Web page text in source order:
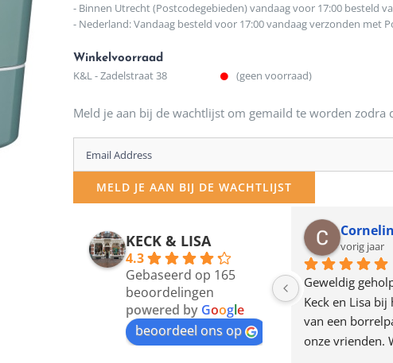
- Binnen Utrecht (Postcodegebieden) vandaag voor 17:00 besteld
- Nederland: Vandaag besteld voor 17:00 vandaag verzonden met
Winkelvoorraad
K&L - Zadelstraat 38 (geen voorraad)
Meld je aan bij de wachtlijst om gemaild te worden zodra
Enter
your
email
MELD JE AAN BIJ DE WACHTLIJST
KECK & LISA
4.3
Gebaseerd op 165
beoordelingen
powered by Google
beoordeel ons op
in Utrecht
12 maanden geleden
Waarom in hemelsnaam
de woonwinkel op de
klippen  laten lopen? Waar
moeten nu de design
vorig jaar
Geweldig
Keck en Lisa bij
van een
onze vrienden.